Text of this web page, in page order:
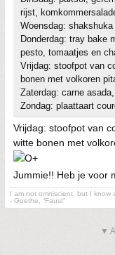
rijst,
Woensdag:
Donderdag: tray bake
pesto, tomaatjes en
Vrijdag: stoofpot van
bonen met volkoren
Zaterdag: carne
Zondag: plaattaart
Vrijdag: stoofpot van
witte bonen met
Jummie!! Heb je voor
I am not omniscient, but I know
- Goethe, “Faust”
▼